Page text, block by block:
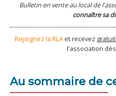
Bulletin en vente au local de
connaître sa
Rejoignez la RLAet recevez
l'association
Au sommaire de